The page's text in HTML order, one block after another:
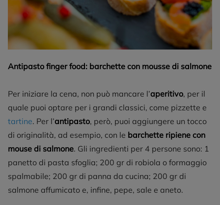
Antipasto finger food: barchette con mousse di salmone
Per iniziare la cena, non può mancare l’aperitivo, per il
quale puoi optare per i grandi classici, come pizzette e
tartine. Per l’antipasto, però, puoi aggiungere un tocco
di originalità, ad esempio, con le barchette ripiene con
mouse di salmone. Gli ingredienti per 4 persone sono: 1
panetto di pasta sfoglia; 200 gr di robiola o formaggio
spalmabile; 200 gr di panna da cucina; 200 gr di
salmone affumicato e, infine, pepe, sale e aneto.